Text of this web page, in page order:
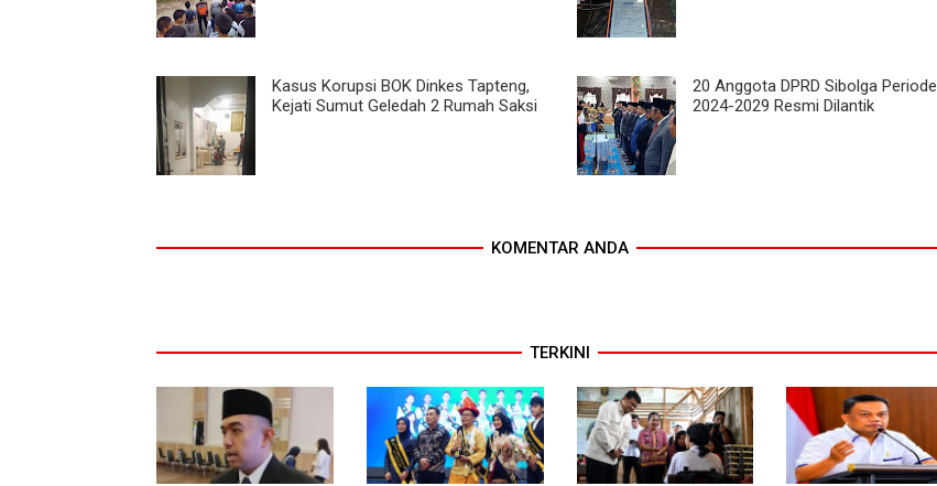
Kasus Korupsi BOK Dinkes Tapteng,
Kejati Sumut Geledah 2 Rumah Saksi
20 Anggota DPRD Sibolga Periode
2024-2029 Resmi Dilantik
KOMENTAR ANDA
TERKINI